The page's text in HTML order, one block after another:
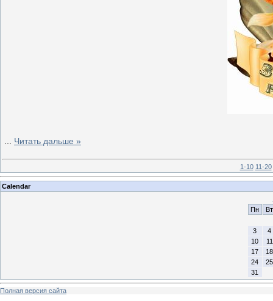
Читать дальше »
1-10 11-20
Calendar
Пн
Вт
3
4
10
11
17
18
24
25
31
Полная версия сайта